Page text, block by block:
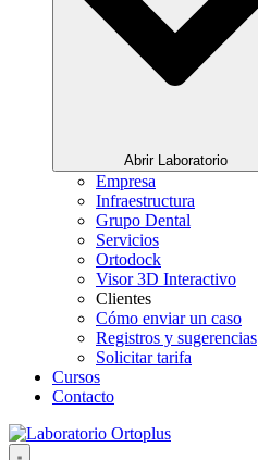
Abrir Laboratorio
Empresa
Infraestructura
Grupo Dental
Servicios
Ortodock
Visor 3D Interactivo
Clientes
Cómo enviar un caso
Registros y sugerencias
Solicitar tarifa
Cursos
Contacto